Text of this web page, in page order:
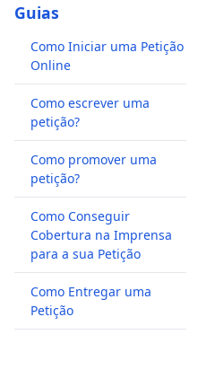
Guias
Como Iniciar uma Petição
Online
Como escrever uma
petição?
Como promover uma
petição?
Como Conseguir
Cobertura na Imprensa
para a sua Petição
Como Entregar uma
Petição